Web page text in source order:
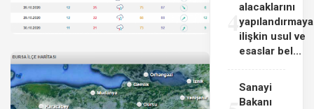
4alacaklarını
yapılandırmaya
ilişkin usul ve
esaslar bel...
Sanayi
Bakanı